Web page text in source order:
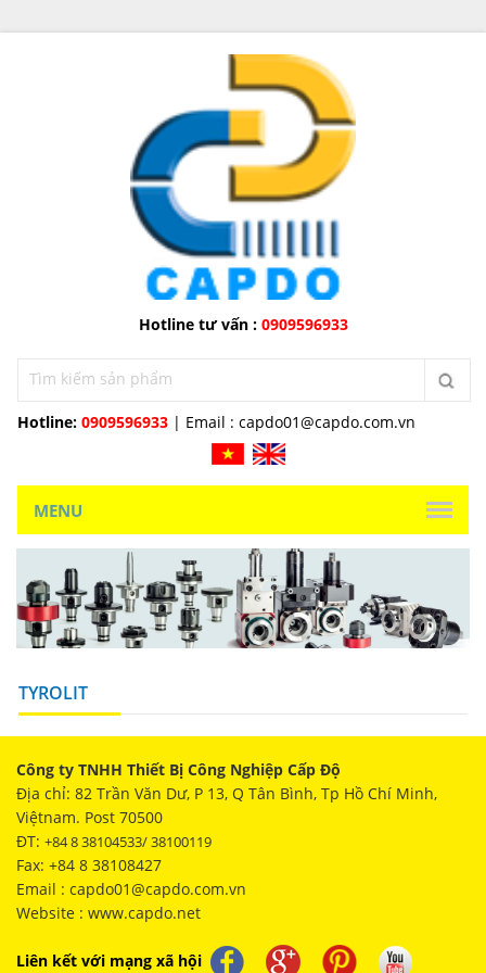
Hotline tư vấn : 0909596933
Hotline: 0909596933 | Email : capdo01@capdo.com.vn
MENU
TYROLIT
Công ty TNHH Thiết Bị Công Nghiệp Cấp Độ
Địa chỉ: 82 Trần Văn Dư, P 13, Q Tân Bình, Tp Hồ Chí Minh,
Việtnam. Post 70500
ĐT: +84 8 38104533/ 38100119
Fax: +84 8 38108427
Email : capdo01@capdo.com.vn
Website : www.capdo.net
Liên kết với mạng xã hội